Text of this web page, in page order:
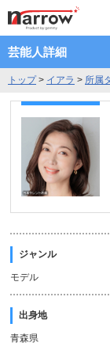
芸能人詳細
トップ> イアラ > 所属
ジャンル
モデル
出身地
青森県